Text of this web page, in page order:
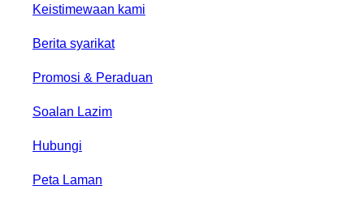
Keistimewaan kami
Berita syarikat
Promosi & Peraduan
Soalan Lazim
Hubungi
Peta Laman